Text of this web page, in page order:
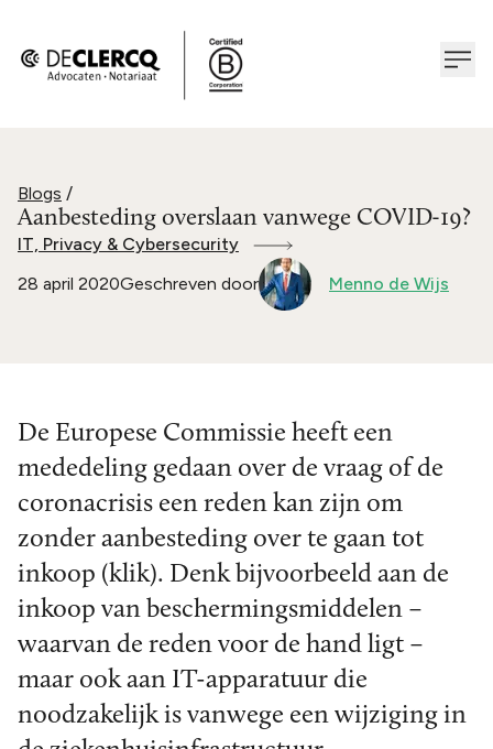
Blogs /
Aanbesteding overslaan vanwege COVID-19?
IT, Privacy & Cybersecurity
28 april 2020Geschreven door Menno de Wijs
De Europese Commissie heeft een
mededeling gedaan over de vraag of de
coronacrisis een reden kan zijn om
zonder aanbesteding over te gaan tot
inkoop (klik). Denk bijvoorbeeld aan de
inkoop van beschermingsmiddelen –
waarvan de reden voor de hand ligt –
maar ook aan IT-apparatuur die
noodzakelijk is vanwege een wijziging in